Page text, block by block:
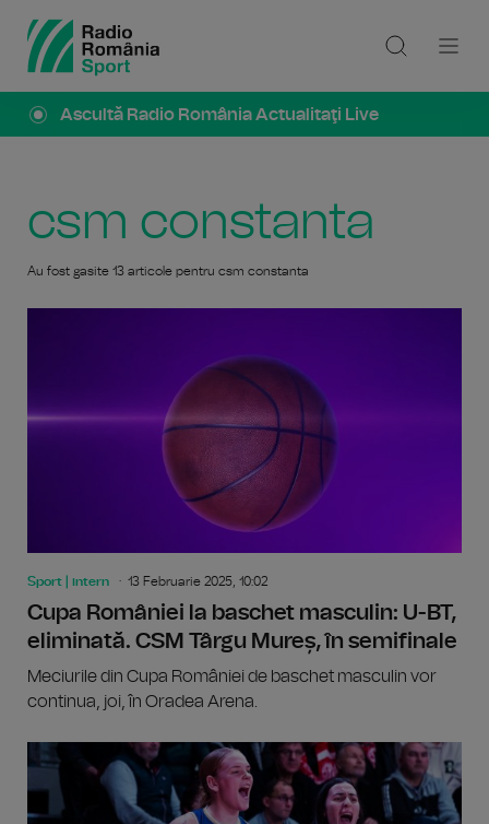
Ascultă Radio România Actualitaţi Live
csm constanta
Au fost gasite 13 articole pentru csm constanta
Sport | intern 13 Februarie 2025, 10:02
Cupa României la baschet masculin: U-BT,
eliminată. CSM Târgu Mureș, în semifinale
Meciurile din Cupa României de baschet masculin vor
continua, joi, în Oradea Arena.